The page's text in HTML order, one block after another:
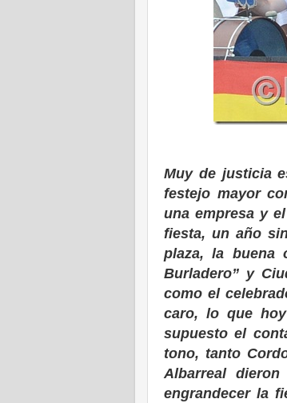
Muy de justicia
festejo mayor
una empresa y
fiesta, un año
plaza, la buena
Burladero” y
como el
caro, lo que
supuesto el
tono, tanto
Albarreal
engrandecer la